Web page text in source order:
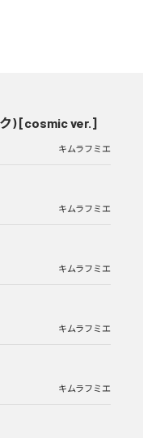
) [cosmic ver.]
キムラフミエ
キムラフミエ
キムラフミエ
キムラフミエ
キムラフミエ